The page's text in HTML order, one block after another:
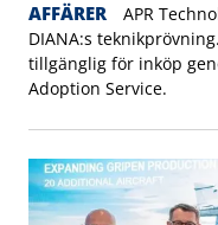
AFFÄRER
APR
DIANA:s
tillgänglig för inköp
Adoption Service.